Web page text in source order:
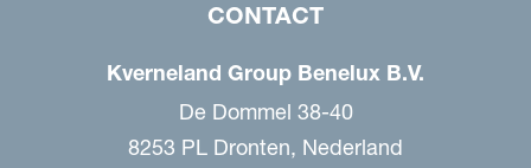
CONTACT
Kverneland Group Benelux B.V.
De Dommel 38-40
8253 PL Dronten, Nederland